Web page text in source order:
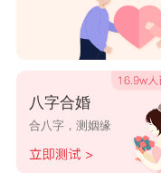
八字合婚
合八字，测姻缘